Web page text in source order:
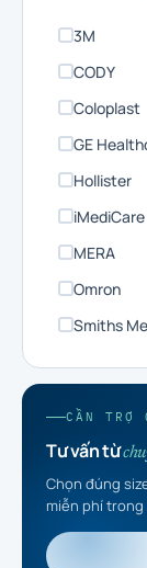
3M
CODY
Coloplast
GE
Hollister
iMediCare
MERA
Omron
Smiths
CẦN TRỢ
Tư vấn từ
Chọn đúng
miễn phí trong